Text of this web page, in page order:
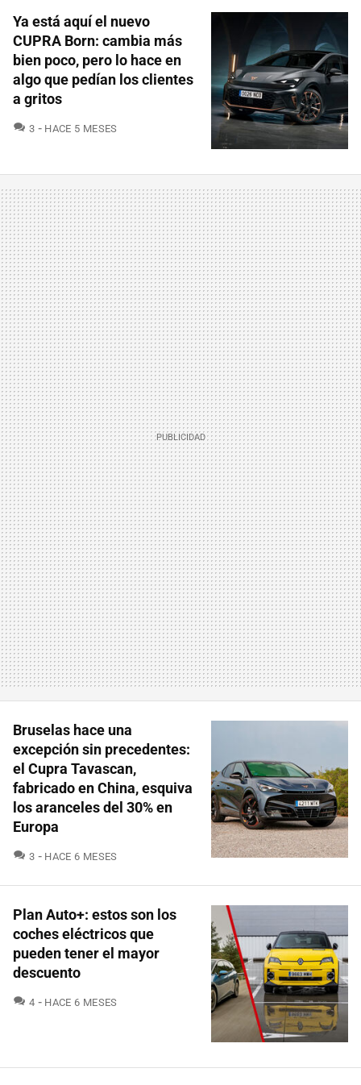
Ya está aquí el nuevo
CUPRA Born: cambia más
bien poco, pero lo hace en
algo que pedían los clientes
a gritos
3 COMENTARIOS
HACE 5 MESES
Bruselas hace una
excepción sin precedentes:
el Cupra Tavascan,
fabricado en China, esquiva
los aranceles del 30% en
Europa
3 COMENTARIOS
HACE 6 MESES
Plan Auto+: estos son los
coches eléctricos que
pueden tener el mayor
descuento
4 COMENTARIOS
HACE 6 MESES